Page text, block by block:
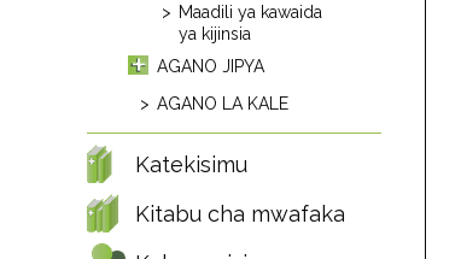
Maadili ya kawaida
ya kijinsia
AGANO JIPYA
AGANO LA KALE
Katekisimu
Kitabu cha mwafaka